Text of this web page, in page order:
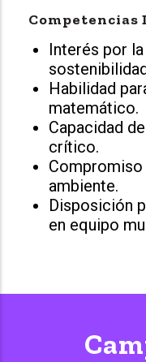
Competencias
Interés por
Habilidad
matemático.
Capacidad
crítico.
ambiente.
Disposición
en equipo